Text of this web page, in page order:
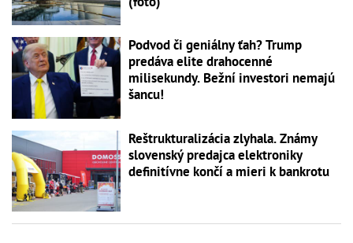
Podvod či geniálny ťah? Trump
predáva elite drahocenné
milisekundy. Bežní investori nemajú
šancu!
Reštrukturalizácia zlyhala. Známy
slovenský predajca elektroniky
definitívne končí a mieri k bankrotu